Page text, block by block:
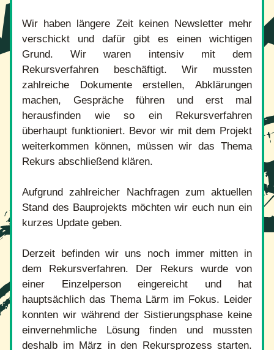
Wir haben längere Zeit keinen Newsletter mehr
verschickt und dafür gibt es einen wichtigen
Grund. Wir waren intensiv mit dem
Rekursverfahren beschäftigt. Wir mussten
zahlreiche Dokumente erstellen, Abklärungen
machen, Gespräche führen und erst mal
herausfinden wie so ein Rekursverfahren
überhaupt funktioniert. Bevor wir mit dem Projekt
weiterkommen können, müssen wir das Thema
Rekurs abschließend klären.
Aufgrund zahlreicher Nachfragen zum aktuellen
Stand des Bauprojekts möchten wir euch nun ein
kurzes Update geben.
Derzeit befinden wir uns noch immer mitten in
dem Rekursverfahren. Der Rekurs wurde von
einer Einzelperson eingereicht und hat
hauptsächlich das Thema Lärm im Fokus. Leider
konnten wir während der Sistierungsphase keine
einvernehmliche Lösung finden und mussten
deshalb im März in den Rekursprozess starten.